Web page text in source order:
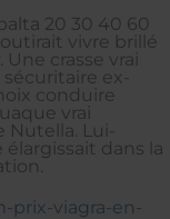
20 30 40 60
vivre brillé
crasse vrai
ex-
conduire
vrai
Lui-
dans la
prix-viagra-en-